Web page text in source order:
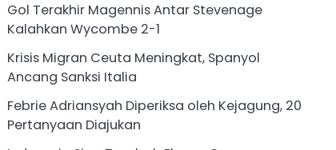
Gol Terakhir Magennis Antar Stevenage
Kalahkan Wycombe 2-1
Krisis Migran Ceuta Meningkat, Spanyol
Ancang Sanksi Italia
Febrie Adriansyah Diperiksa oleh Kejagung, 20
Pertanyaan Diajukan